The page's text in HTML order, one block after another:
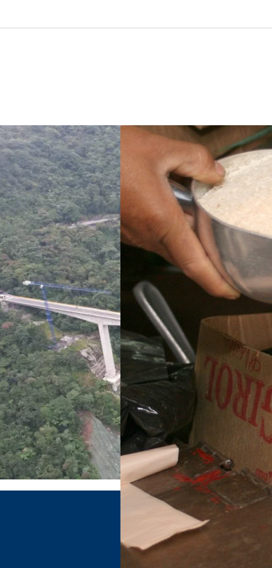
puede
años
¿Pagaron menos de lo
permitido por el arroz
Meta? La SIC puso bajo la
lupa a siete compradores